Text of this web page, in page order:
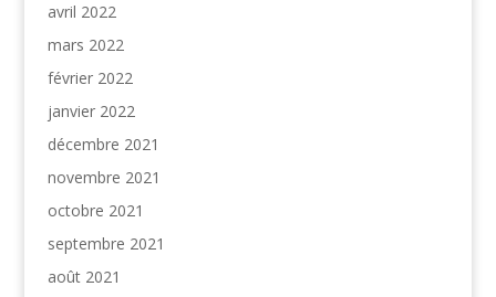
avril 2022
mars 2022
février 2022
janvier 2022
décembre 2021
novembre 2021
octobre 2021
septembre 2021
août 2021